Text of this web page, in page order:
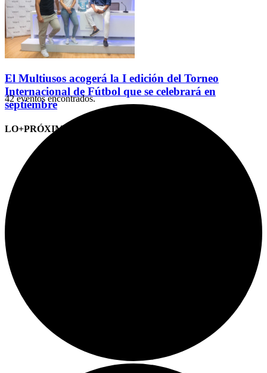
El Multiusos acogerá la I edición del Torneo
Internacional de Fútbol que se celebrará en
septiembre
LO+PRÓXIMO (CITAS)
42 eventos encontrados.